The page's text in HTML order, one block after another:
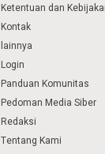
Ketentuan dan
Kontak
lainnya
Login
Panduan Komunitas
Pedoman Media Siber
Redaksi
Tentang Kami